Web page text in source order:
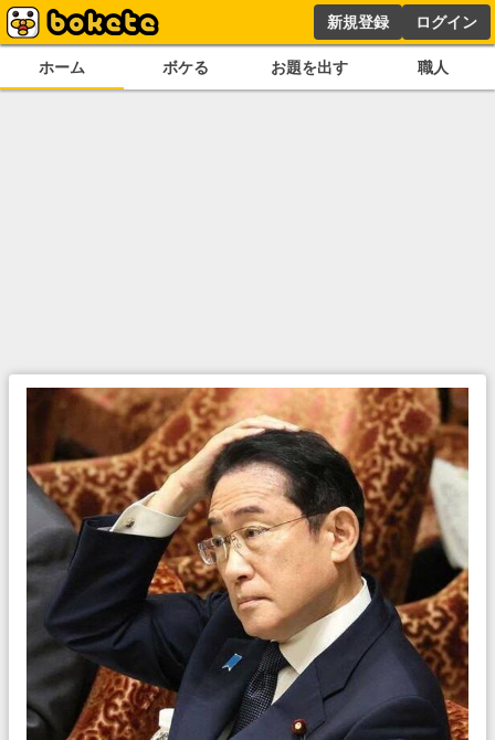
新規登録 ログイン
ホーム ボケる お題を出す 職人